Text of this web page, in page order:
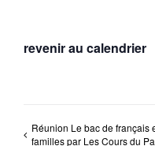
revenir au calendrier
Réunion Le bac de français
familles par Les Cours du